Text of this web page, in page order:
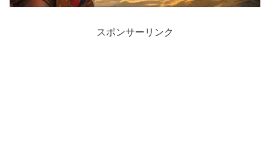
スポンサーリンク